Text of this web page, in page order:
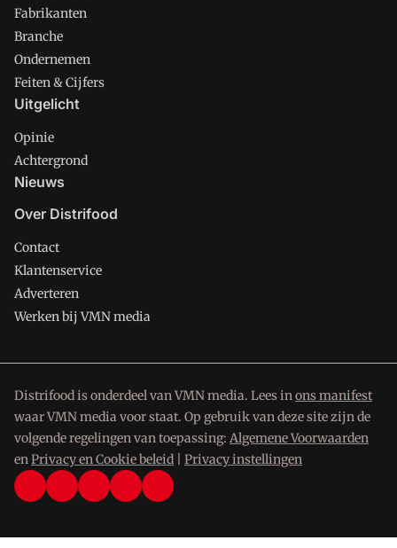
Fabrikanten
Branche
Ondernemen
Feiten & Cijfers
Uitgelicht
Opinie
Achtergrond
Nieuws
Over Distrifood
Contact
Klantenservice
Adverteren
Werken bij VMN media
Distrifood is onderdeel van VMN media. Lees inons manifest
waar VMN media voor staat. Op gebruik van deze site zijn de
volgende regelingen van toepassing: Algemene Voorwaarden
enPrivacy en Cookie beleid Privacy instellingen